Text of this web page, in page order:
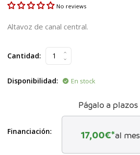
No reviews
Altavoz de canal central.
Cantidad:
Disponibilidad: En stock
Financiación:
Págalo a
17,00€*al